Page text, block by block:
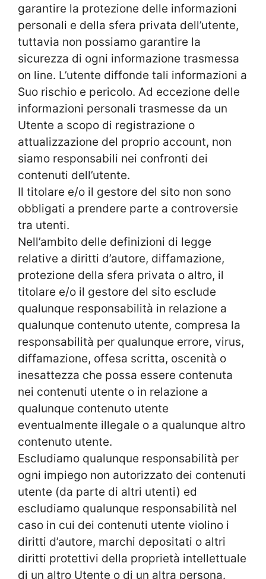
garantire la protezione delle informazioni
personali e della sfera privata dell’utente,
tuttavia non possiamo garantire la
sicurezza di ogni informazione trasmessa
on line. L’utente diffonde tali informazioni a
Suo rischio e pericolo. Ad eccezione delle
informazioni personali trasmesse da un
Utente a scopo di registrazione o
attualizzazione del proprio account, non
siamo responsabili nei confronti dei
contenuti dell’utente.
Il titolare e/o il gestore del sito non sono
obbligati a prendere parte a controversie
tra utenti.
Nell’ambito delle definizioni di legge
relative a diritti d’autore, diffamazione,
protezione della sfera privata o altro, il
titolare e/o il gestore del sito esclude
qualunque responsabilità in relazione a
qualunque contenuto utente, compresa la
responsabilità per qualunque errore, virus,
diffamazione, offesa scritta, oscenità o
inesattezza che possa essere contenuta
nei contenuti utente o in relazione a
qualunque contenuto utente
eventualmente illegale o a qualunque altro
contenuto utente.
Escludiamo qualunque responsabilità per
ogni impiego non autorizzato dei contenuti
utente (da parte di altri utenti) ed
escludiamo qualunque responsabilità nel
caso in cui dei contenuti utente violino i
diritti d’autore, marchi depositati o altri
diritti protettivi della proprietà intellettuale
di un altro Utente o di un altra persona.